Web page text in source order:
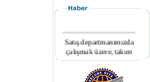
Satış departmanımızda
çalışmak üzere, takım
arkadaşları
aranmaktadır.